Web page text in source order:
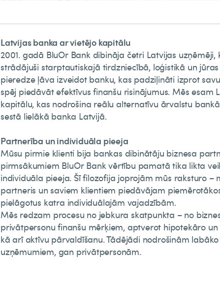
Latvijas banka ar vietējo kapitālu
2001. gadā BluOr Bank dibināja četri Latvijas
strādājuši starptautiskajā tirdzniecībā, loģistikā un
pieredze ļāva izveidot banku, kas padziļināti izprot
spēj piedāvāt efektīvus finanšu risinājumus. Mēs esam
kapitālu, kas nodrošina reālu alternatīvu ārvalstu
sestā lielākā banka Latvijā.
Partnerība un individuāla pieeja
Mūsu pirmie klienti bija bankas dibinātāju biznesa
pirmsākumiem BluOr Bank vērtību pamatā tika likta
individuāla pieeja. Šī filozofija joprojām mūs raksturo –
partneris un saviem klientiem piedāvājam
pielāgotus katra individuālajām vajadzībām.
Mēs redzam procesu no jebkura skatpunkta – no
privātpersonu finanšu mērķiem, aptverot hipotekāro
kā arī aktīvu pārvaldīšanu. Tādējādi nodrošinām
uzņēmumiem, gan privātpersonām.